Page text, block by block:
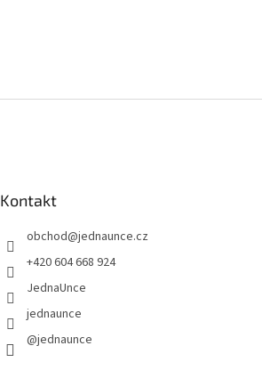
Kontakt
obchod@jednaunce.cz
+420 604 668 924
JednaUnce
jednaunce
@jednaunce